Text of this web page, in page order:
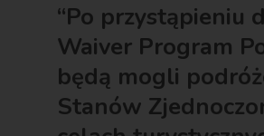
“Po przystąpieniu
Waiver Program
będą mogli
Stanów